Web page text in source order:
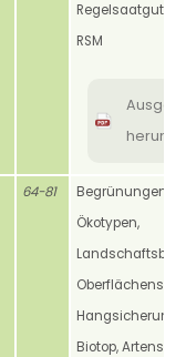
RSM
64-81
Begrünungen,
Ökotypen,
Landschaftsbau,
Hangsicherung,
Biotop,